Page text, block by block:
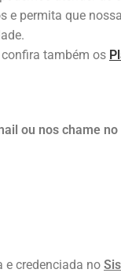
e permita que
também os
ou nos chame no
e credenciada no